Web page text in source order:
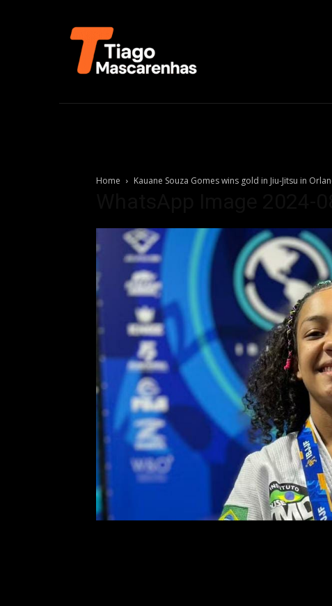
Home Kauane Souza Gomes wins gold in Jiu-Jitsu in